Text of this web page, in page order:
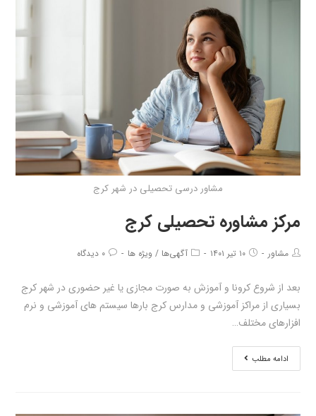
مشاور درسی تحصیلی در شهر کرج
مرکز مشاوره تحصیلی کرج
مشاور ۱۰ تیر ۱۴۰۱ آگهی‌ها / ویژه ها ۰ دیدگاه
بعد از شروع کرونا و آموزش به صورت مجازی یا غیر حضوری در شهر کرج
بسیاری از مراکز آموزشی و مدارس کرج بارها سیستم های آموزشی و نرم
افزارهای مختلف…
ادامه مطلب